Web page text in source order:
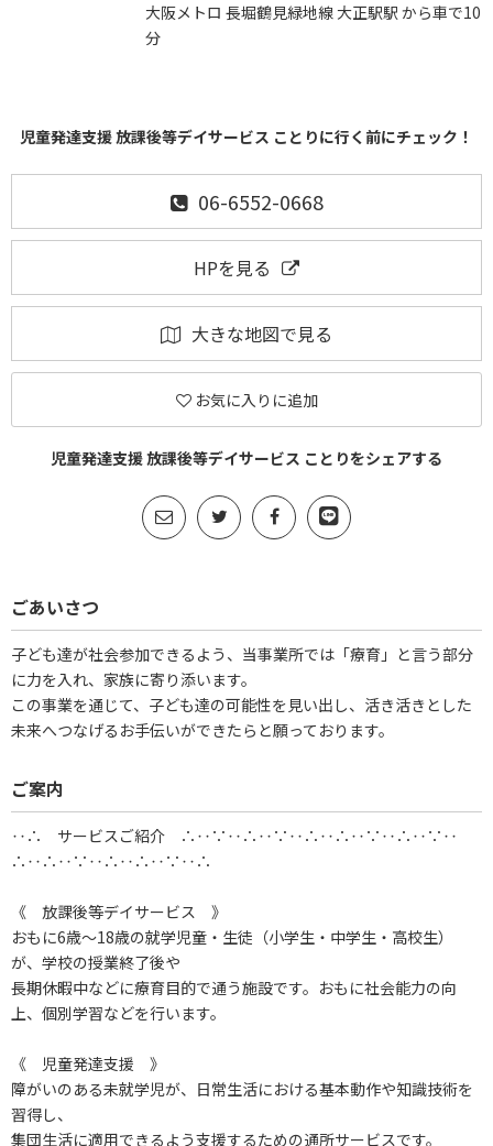
大阪メトロ 長堀鶴見緑地線 大正駅駅 から車で10
分
児童発達支援 放課後等デイサービス ことりに行く前にチェック！
06-6552-0668
HPを見る
大きな地図で見る
お気に入りに追加
児童発達支援 放課後等デイサービス ことりをシェアする
ごあいさつ
子ども達が社会参加できるよう、当事業所では「療育」と言う部分
に力を入れ、家族に寄り添います。
この事業を通じて、子ども達の可能性を見い出し、活き活きとした
未来へつなげるお手伝いができたらと願っております。
ご案内
‥∴ サービスご紹介 ∴‥∵‥∴‥∵‥∴‥∴‥∵‥∴‥∵‥
∴‥∴‥∵‥∴‥∴‥∵‥∴
《 放課後等デイサービス 》
おもに6歳～18歳の就学児童・生徒（小学生・中学生・高校生）
が、学校の授業終了後や
長期休暇中などに療育目的で通う施設です。おもに社会能力の向
上、個別学習などを行います。
《 児童発達支援 》
障がいのある未就学児が、日常生活における基本動作や知識技術を
習得し、
集団生活に適用できるよう支援するための通所サービスです。